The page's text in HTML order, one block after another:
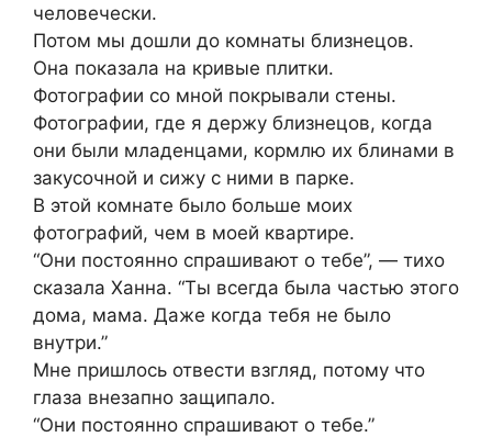
человечески.
Потом мы дошли до комнаты близнецов.
Она показала на кривые плитки.
Фотографии со мной покрывали стены.
Фотографии, где я держу близнецов, когда
они были младенцами, кормлю их блинами в
закусочной и сижу с ними в парке.
В этой комнате было больше моих
фотографий, чем в моей квартире.
“Они постоянно спрашивают о тебе”, — тихо
сказала Ханна. “Ты всегда была частью этого
дома, мама. Даже когда тебя не было
внутри.”
Мне пришлось отвести взгляд, потому что
глаза внезапно защипало.
“Они постоянно спрашивают о тебе.”